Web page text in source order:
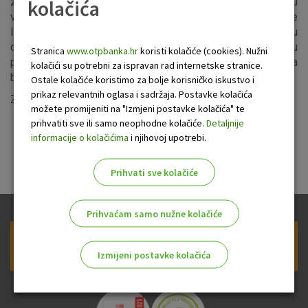
vremenu od 00:00 do 06:00 sati neće biti dostupne usluge
Internet, Mobilnog i Telefonskog bankarstva, a u vremenu
od 00:00 do 00:40 i od 05:00 do 06:00 sati mogući su
povremeni prekidi u radu usluga autorizacije OTP kartica na
bankomatima i POS uređajima.
Zahvaljujemo na razumijevanju.
Prijava na newsletter OTP banke
kolačića
Stranica www.otpbanka.hrkoristi kolačiće (cookies). Nužni
kolačići su potrebni za ispravan rad internetske stranice.
Ostale kolačiće koristimo za bolje korisničko iskustvo i
prikaz relevantnih oglasa i sadržaja. Postavke kolačića
možete promijeniti na "Izmjeni postavke kolačića" te
prihvatiti sve ili samo neophodne kolačiće. Detaljnije
informacije o kolačićima i njihovoj upotrebi.
Prihvati sve kolačiće
Prihvaćam samo nužne kolačiće
Izmijeni postavke kolačića